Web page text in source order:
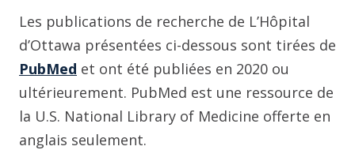
Les publications de recherche de L’Hôpital
d’Ottawa présentées ci-dessous sont tirées de
PubMed et ont été publiées en 2020 ou
ultérieurement. PubMed est une ressource de
la U.S. National Library of Medicine offerte en
anglais seulement.